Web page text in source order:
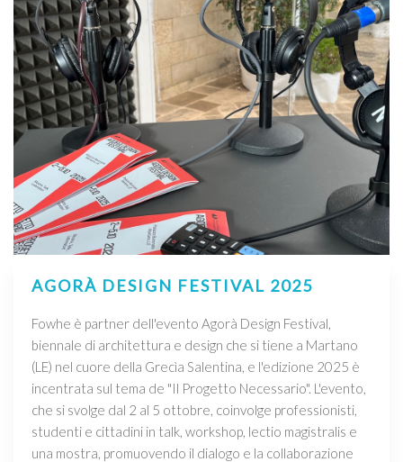
AGORÀ DESIGN FESTIVAL 2025
Fowhe è partner dell'evento Agorà Design Festival,
biennale di architettura e design che si tiene a Martano
(LE) nel cuore della Grecìa Salentina, e l'edizione 2025 è
incentrata sul tema de "Il Progetto Necessario". L'evento,
che si svolge dal 2 al 5 ottobre, coinvolge professionisti,
studenti e cittadini in talk, workshop, lectio magistralis e
una mostra, promuovendo il dialogo e la collaborazione